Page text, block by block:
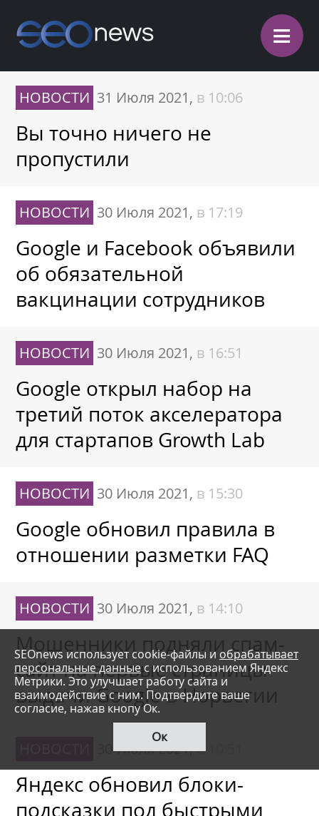
≡
НОВОСТИ 31 Июля 2021, в 10:06
Вы точно ничего не
пропустили
НОВОСТИ 30 Июля 2021, в 17:19
Google и Facebook объявили
об обязательной
вакцинации сотрудников
НОВОСТИ 30 Июля 2021, в 16:51
Google открыл набор на
третий поток акселератора
для стартапов Growth Lab
НОВОСТИ 30 Июля 2021, в 15:30
Google обновил правила в
отношении разметки FAQ
НОВОСТИ 30 Июля 2021, в 14:10
Мошенники подняли спам-
сайт на первые страницы
выдачи Google в Норвегии
30 Июля 2021,в 10:51
Яндекс обновил блоки-
подсказки под быстрыми
SEOnews использует cookie-файлы иобрабатывает
персональные данныес использованием Яндекс
Метрики. Это улучшает работу сайта и
взаимодействие с ним. Подтвердите ваше
согласие, нажав кнопу Ок.
Ок